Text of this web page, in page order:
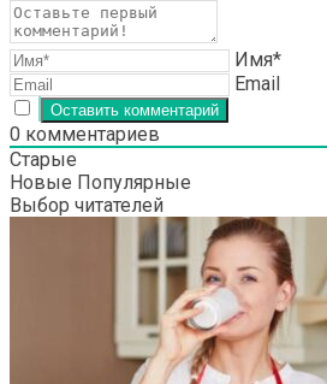
Имя*
Email
0 комментариев
Старые
Новые Популярные
Выбор читателей